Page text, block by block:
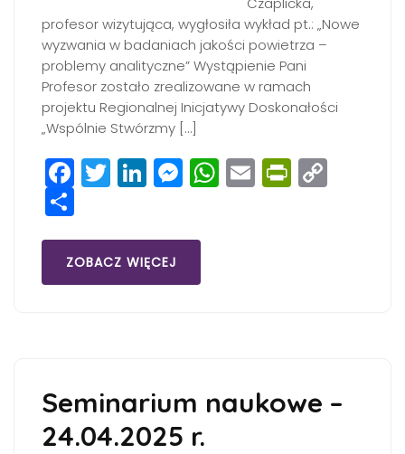
profesor wizytująca, wygłosiła wykład pt.: „Nowe
wyzwania w badaniach jakości powietrza –
problemy analityczne” Wystąpienie Pani
Profesor zostało zrealizowane w ramach
projektu Regionalnej Inicjatywy Doskonałości
„Wspólnie Stwórzmy […]
Facebook
Twitter
LinkedIn
Messenger
WhatsApp
Email
Share
ZOBACZ WIĘCEJ
Seminarium naukowe –
24.04.2025 r.